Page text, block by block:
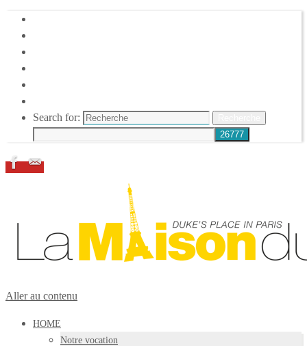
Search for:
Aller au contenu
HOME
Notre vocation